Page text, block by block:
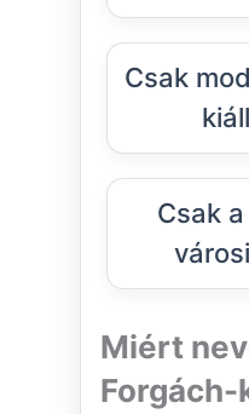
Csak
Csak
Miért